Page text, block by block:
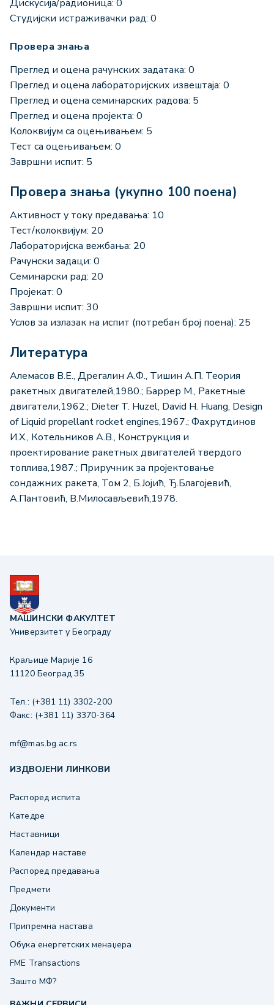
Дискусија/радионица: 0
Студијски истраживачки рад: 0
Провера знања
Преглед и оцена рачунских задатака: 0
Преглед и оцена лабораторијских извештаја: 0
Преглед и оцена семинарских радова: 5
Преглед и оцена пројекта: 0
Колоквијум са оцењивањем: 5
Тест са оцењивањем: 0
Завршни испит: 5
Провера знања (укупно 100 поена)
Активност у току предавања: 10
Тест/колоквијум: 20
Лабораторијска вежбања: 20
Рачунски задаци: 0
Семинарски рад: 20
Пројекат: 0
Завршни испит: 30
Услов за излазак на испит (потребан број поена): 25
Литература
Алемасов В.Е., Дрегалин А.Ф., Тишин А.П. Теория
ракетных двигателей,1980.; Баррер М., Ракетные
двигатели,1962.; Dieter T. Huzel, David H. Huang, Design
of Liquid propellant rocket engines,1967.; Фахрутдинов
И.Х., Котельников А.В., Конструкция и
проектирование ракетных двигателей твердого
топлива,1987.; Приручник за пројектовање
сондажних ракета, Том 2, Б.Јојић, Ђ.Благојевић,
А.Пантовић, В.Милосављевић,1978.
МАШИНСКИ ФАКУЛТЕТ
Универзитет у Београду
Краљице Марије 16
11120 Београд 35
Тел.: (+381 11) 3302-200
Факс: (+381 11) 3370-364
mf@mas.bg.ac.rs
ИЗДВОЈЕНИ ЛИНКОВИ
Распоред испита
Катедре
Наставници
Календар наставе
Распоред предавања
Предмети
Документи
Припремна настава
Обука енергетских менаџера
FME Transactions
Зашто МФ?